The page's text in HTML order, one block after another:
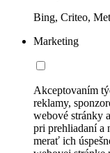
Bing, Criteo,
Marketing
Akceptovaním
reklamy,
webové stránky
pri prehliadaní a
merať ich